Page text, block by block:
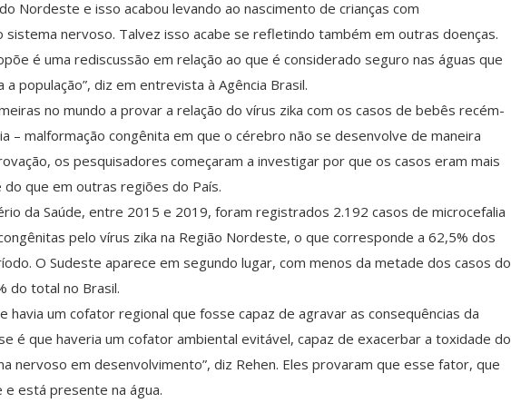
Nordeste e isso acabou levando ao nascimento de crianças com
sistema nervoso. Talvez isso acabe se refletindo também em outras doenças.
é uma rediscussão em relação ao que é considerado seguro nas águas que
população”, diz em entrevista à Agência Brasil.
no mundo a provar a relação do vírus zika com os casos de bebês recém-
– malformação congênita em que o cérebro não se desenvolve de maneira
os pesquisadores começaram a investigar por que os casos eram mais
que em outras regiões do País.
da Saúde, entre 2015 e 2019, foram registrados 2.192 casos de microcefalia
pelo vírus zika na Região Nordeste, o que corresponde a 62,5% dos
O Sudeste aparece em segundo lugar, com menos da metade dos casos do
do total no Brasil.
havia um cofator regional que fosse capaz de agravar as consequências da
é que haveria um cofator ambiental evitável, capaz de exacerbar a toxidade do
nervoso em desenvolvimento”, diz Rehen. Eles provaram que esse fator, que
está presente na água.